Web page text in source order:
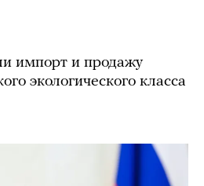
импорт и продажу
экологического класса